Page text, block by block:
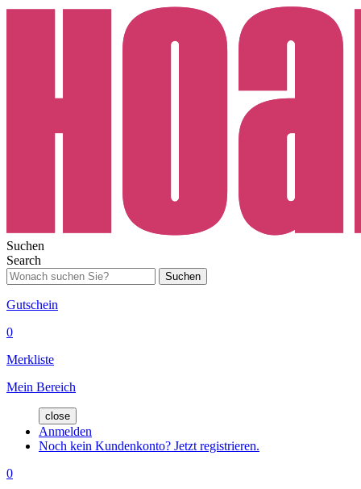
Suchen
Search
Suchen
Gutschein
0
Merkliste
Mein Bereich
close
Anmelden
Noch kein Kundenkonto? Jetzt registrieren.
0